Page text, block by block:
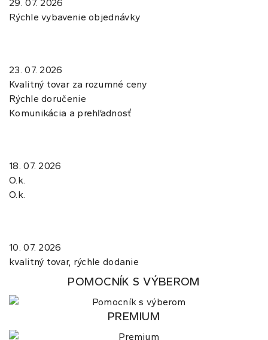
29. 07. 2026
Rýchle vybavenie objednávky
23. 07. 2026
Kvalitný tovar za rozumné ceny
Rýchle doručenie
Komunikácia a prehľadnosť
18. 07. 2026
O.k.
O.k.
10. 07. 2026
kvalitný tovar, rýchle dodanie
POMOCNÍK S VÝBEROM
PREMIUM